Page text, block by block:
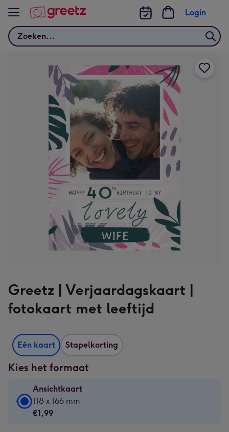
Bekijk meer
Zoeken
Login
Greetz | Verjaardagskaart |
fotokaart met leeftijd
Eén kaart Stapelkorting
Kies het formaat
Ansichtkaart
Ansichtkaart
-
118 x 166 mm
€1,99